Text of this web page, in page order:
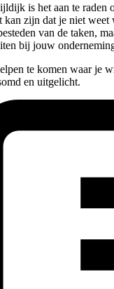
is het aan te
zijn dat je niet
van de taken,
bij jouw
te komen waar je
en uitgelicht.